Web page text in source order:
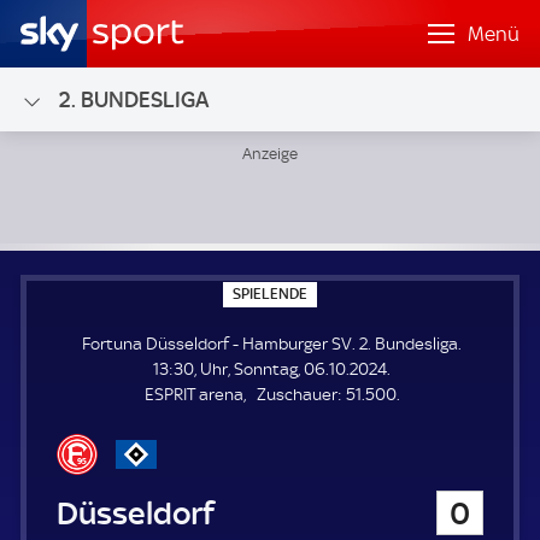
Menü
2. BUNDESLIGA
SPIELENDE
P
E
L
E
N
Fortuna Düsseldorf - Hamburger SV. 2. Bundesliga.
13:30, Uhr, Sonntag, 06.10.2024.
ESPRIT arena
Zuschauer: Z
51.500.
Fortuna Düsseldorf 0